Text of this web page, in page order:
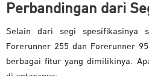
Perbandingan dari
Selain dari segi spesifikasinya
Forerunner 255 dan Forerunner
berbagai fitur yang dimilikinya.